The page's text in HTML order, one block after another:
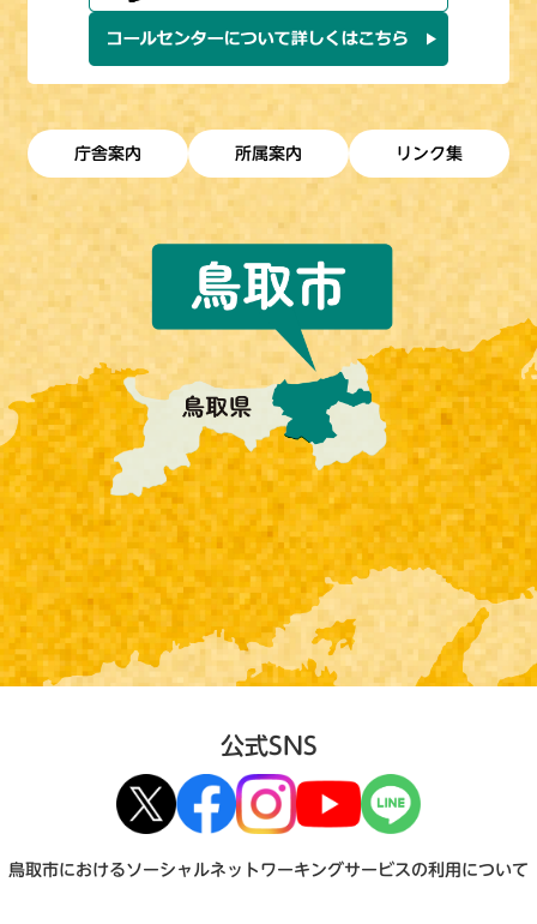
庁舎案内 所属案内 リンク集
公式SNS
鳥取市におけるソーシャルネットワーキングサービスの利用について